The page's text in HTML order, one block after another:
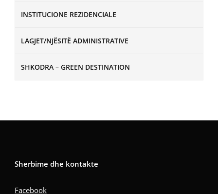
INSTITUCIONE REZIDENCIALE
LAGJET/NJËSITË ADMINISTRATIVE
SHKODRA – GREEN DESTINATION
Sherbime dhe kontakte
Facebook